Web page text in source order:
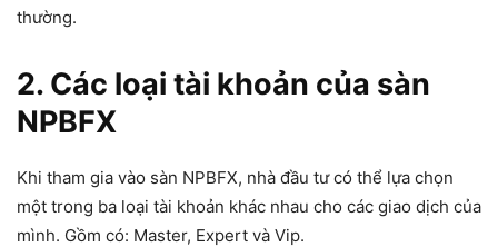
thường.
2. Các loại tài khoản của sàn
NPBFX
Khi tham gia vào sàn NPBFX, nhà đầu tư có thể lựa chọn
một trong ba loại tài khoản khác nhau cho các giao dịch của
mình. Gồm có: Master, Expert và Vip.